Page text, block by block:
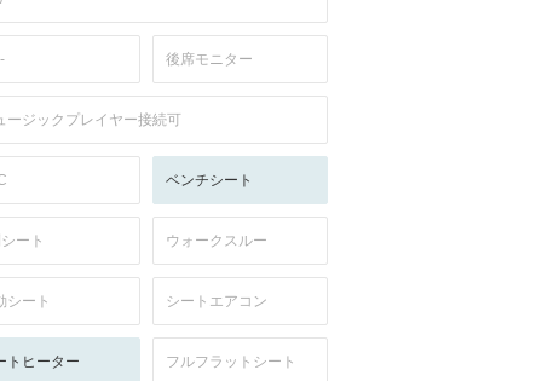
後席モニター
ージックプレイヤー接続可
ベンチシート
ート ウォークスルー
シート シートエアコン
トヒーター フルフラットシート